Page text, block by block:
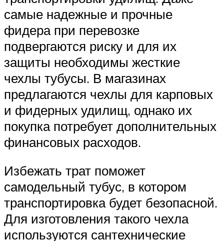
самые надежные и прочные
фидера при перевозке
подвергаются риску и для их
защиты необходимы жесткие
чехлы тубусы. В магазинах
предлагаются чехлы для карповых
и фидерных удилищ, однако их
покупка потребует дополнительных
финансовых расходов.
Избежать трат поможет
самодельный тубус, в котором
транспортировка будет безопасной.
Для изготовления такого чехла
используются сантехнические